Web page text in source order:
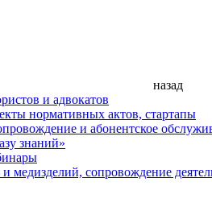
назад
и адвокатов
нормативных актов, стартапы
и абонентское
знаний»
и медизделий, сопровождение